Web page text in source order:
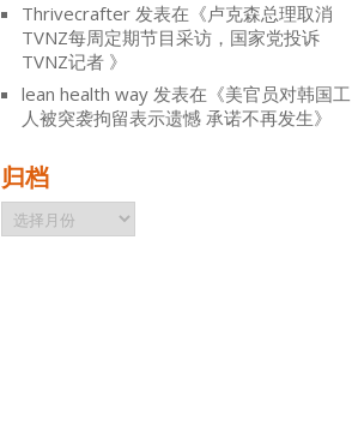
Thrivecrafter 发表在《卢克森总理取消
TVNZ每周定期节目采访，国家党投诉
TVNZ记者 》
lean health way 发表在《美官员对韩国工
人被突袭拘留表示遗憾 承诺不再发生》
归档
归
档